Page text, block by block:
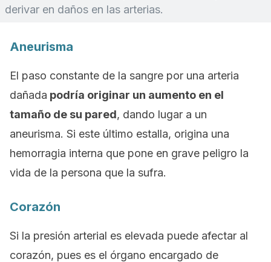
derivar en daños en las arterias.
Aneurisma
El paso constante de la sangre por una arteria
dañada podría originar un aumento en el
tamaño de su pared, dando lugar a un
aneurisma. Si este último estalla, origina una
hemorragia interna que pone en grave peligro la
vida de la persona que la sufra.
Corazón
Si la presión arterial es elevada puede afectar al
corazón, pues es el órgano encargado de